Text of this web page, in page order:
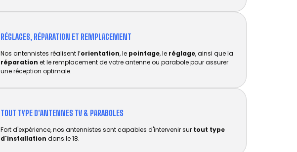
RÉGLAGES, RÉPARATION ET REMPLACEMENT​
Nos antennistes réalisent l’orientation, le pointage, le réglage, ainsi que la
réparation et le remplacement de votre antenne ou parabole pour assurer
une réception optimale.
TOUT TYPE D'ANTENNES TV & PARABOLES
Fort d'expérience, nos antennistes sont capables d'intervenir sur tout type
d'installation dans le 18.